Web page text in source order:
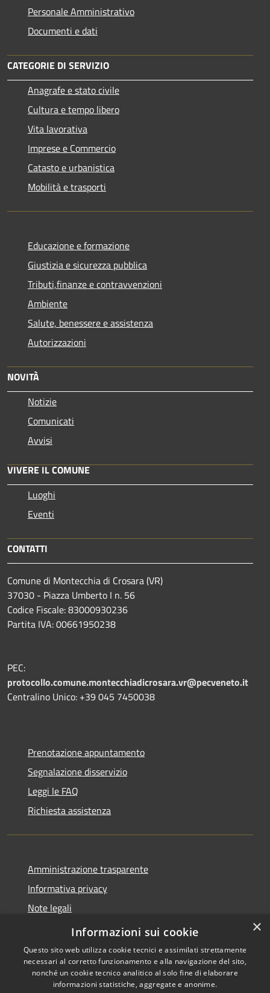
Personale Amministrativo
Documenti e dati
CATEGORIE DI SERVIZIO
Anagrafe e stato civile
Cultura e tempo libero
Vita lavorativa
Imprese e Commercio
Catasto e urbanistica
Mobilità e trasporti
Educazione e formazione
Giustizia e sicurezza pubblica
Tributi,finanze e contravvenzioni
Ambiente
Salute, benessere e assistenza
Autorizzazioni
NOVITÀ
Notizie
Comunicati
Avvisi
VIVERE IL COMUNE
Luoghi
Eventi
CONTATTI
Comune di Montecchia di Crosara (VR)
37030 - Piazza Umberto I n. 56
Codice Fiscale: 83000930236
Partita IVA: 00661950238
PEC:
protocollo.comune.montecchiadicrosara.vr@pecveneto.it
Centralino Unico: +39 045 7450038
Prenotazione appuntamento
Segnalazione disservizio
Leggi le FAQ
Richiesta assistenza
Amministrazione trasparente
Informativa privacy
Note legali
Dichiarazione di accessibilità
Copyright © 2026 • Comune di
×
Informazioni sui cookie
Questo sito web utilizza cookie tecnici e assimilati strettamente
necessari al corretto funzionamento e alla navigazione del sito,
nonché un cookie tecnico analitico al solo fine di elaborare
informazioni statistiche, aggregate e anonime.